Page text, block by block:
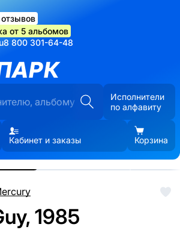
от 5 альбомов
8 800 301-64-48
Исполнители
по алфавиту
Кабинет и заказы Корзина
1985